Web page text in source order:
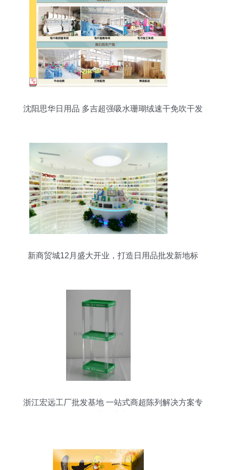
沈阳思华日用品 多吉超强吸水珊瑚绒速干免吹干发
新商贸城12月盛大开业，打造日用品批发新地标
浙江宏远工厂批发基地 一站式商超陈列解决方案专